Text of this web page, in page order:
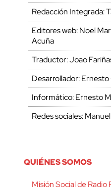
Redacción Integrada:
Editores web: Noel
Acuña
Traductor: Joao
Desarrollador: Ernesto
Informático: Ernesto
Redes sociales:
QUIÉNES SOMOS
Misión Social de Radio